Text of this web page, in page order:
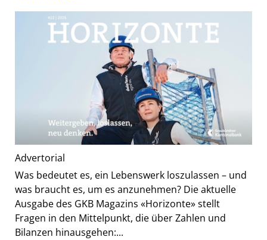
Advertorial
Was bedeutet es, ein Lebenswerk loszulassen – und
was braucht es, um es anzunehmen? Die aktuelle
Ausgabe des GKB Magazins «Horizonte» stellt
Fragen in den Mittelpunkt, die über Zahlen und
Bilanzen hinausgehen:...